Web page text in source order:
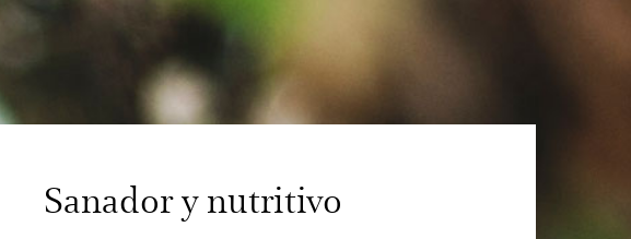
Sanador y nutritivo